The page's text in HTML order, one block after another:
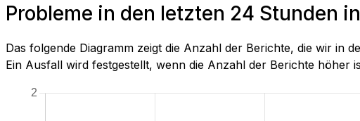
Probleme in den letzten 24 Stunden
Das folgende Diagramm zeigt die Anzahl der Berichte, die wir in
Ein Ausfall wird festgestellt, wenn die Anzahl der Berichte höher